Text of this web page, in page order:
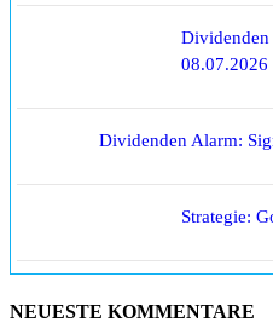
Dividenden
08.07.2026
Dividenden Alarm:
Strategie:
NEUESTE KOMMENTARE